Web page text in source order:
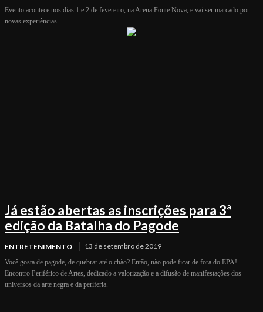
Evento acontece nos dias 1 e 2 de fevereiro, na Arena Fonte Nova, e vai ser marcado por
novas experiências
Já estão abertas as inscrições para 3ª
edição da Batalha do Pagode
ENTRETENIMENTO 13 de setembro de 2019
Você gosta de pagode, de quebrar até o chão? Então, não pode ficar de fora do EPA!
Encontro Periférico de Artes, dedicado a valorização e a difusão de manifestações dos
universos da arte negra e da periferia.